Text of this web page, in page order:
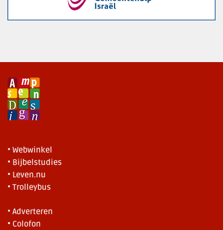
• Webwinkel
• Bijbelstudies
• Leven.nu
• Trolleybus
• Adverteren
• Colofon